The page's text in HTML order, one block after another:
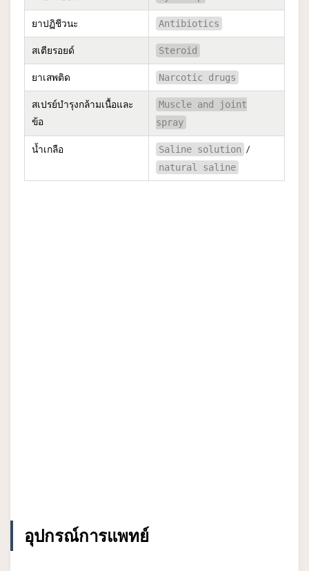
ยาปฏิชีวนะ Antibiotics
สเตียรอยด์ Steroid
ยาเสพติด Narcotic drugs
สเปรย์บำรุงกล้ามเนื้อและ
ข้อ
Muscle and joint
spray
น้ำเกลือ Saline solution /
natural saline
อุปกรณ์การแพทย์